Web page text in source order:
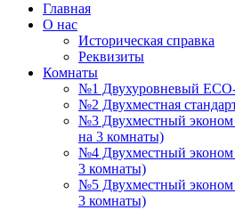
Главная
О нас
Историческая справка
Реквизиты
Комнаты
№1 Двухуровневый
№2 Двухместная
№3 Двухместный эконом
на 3 комнаты)
№4 Двухместный эконом
3 комнаты)
№5 Двухместный эконом
3 комнаты)